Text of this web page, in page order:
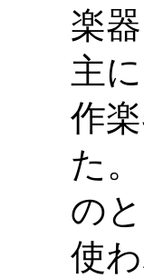
楽
主
作
た
の
使